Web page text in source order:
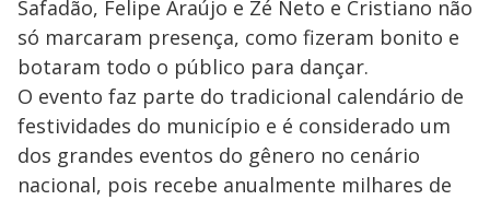
Safadão, Felipe Araújo e Zé Neto e Cristiano não
só marcaram presença, como fizeram bonito e
botaram todo o público para dançar.
O evento faz parte do tradicional calendário de
festividades do município e é considerado um
dos grandes eventos do gênero no cenário
nacional, pois recebe anualmente milhares de